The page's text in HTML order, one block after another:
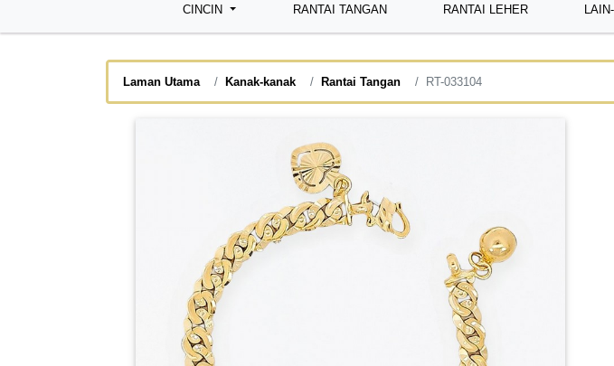
CINCIN RANTAI TANGAN RANTAI LEHER
Laman Utama Kanak-kanak Rantai Tangan RT-033104